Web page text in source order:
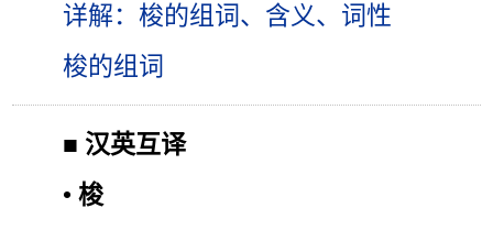
详解：梭的组词、含义、词性
梭的组词
■ 汉英互译
•梭